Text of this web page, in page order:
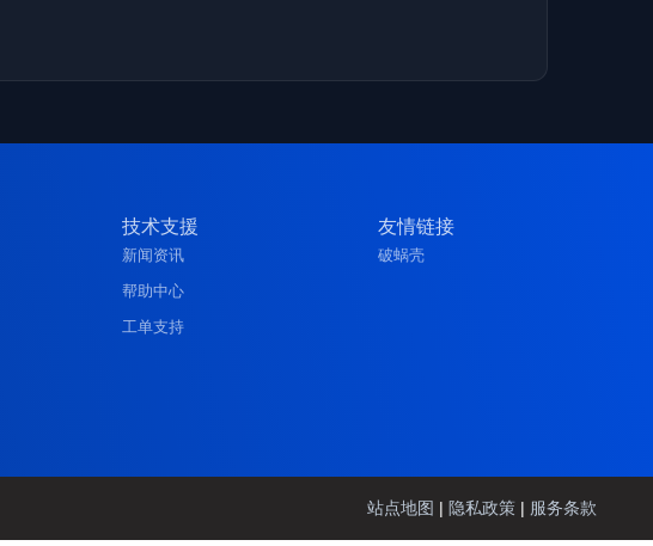
技术支援
新闻资讯
帮助中心
工单支持
友情链接
破蜗壳
站点地图 | 隐私政策| 服务条款